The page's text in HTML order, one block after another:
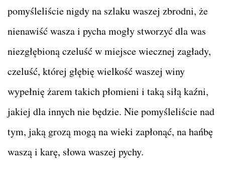
pomyśleliście nigdy na szlaku waszej zbrodni, że
nienawiść wasza i pycha mogły stworzyć dla was
niezgłębioną czeluść w miejsce wiecznej zagłady,
czeluść, której głębię wielkość waszej winy
wypełnię żarem takich płomieni i taką siłą kaźni,
jakiej dla innych nie będzie. Nie pomyśleliście nad
tym, jaką grozą mogą na wieki zapłonąć, na hańbę
waszą i karę, słowa waszej pychy.